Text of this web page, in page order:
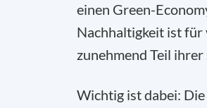
einen Green-
Nachhaltigkeit ist für
zunehmend Teil
Wichtig ist dabei: